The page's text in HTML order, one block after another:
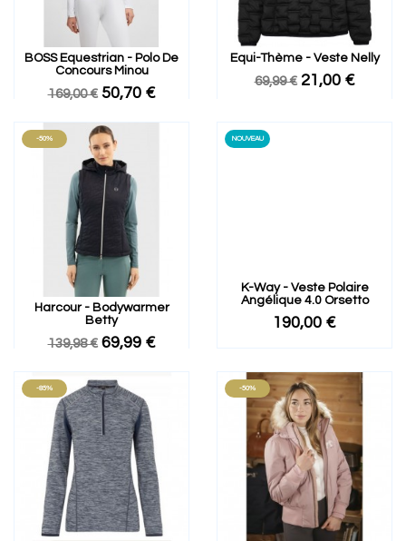
BOSS Equestrian - Polo De
Concours Minou
169,00 € 50,70 €
Equi-Thème - Veste Nelly
69,99 € 21,00 €
Harcour - Bodywarmer
Betty
139,98 € 69,99 €
-50%
K-Way - Veste Polaire
Angélique 4.0 Orsetto
190,00 €
NOUVEAU
-85% -50%